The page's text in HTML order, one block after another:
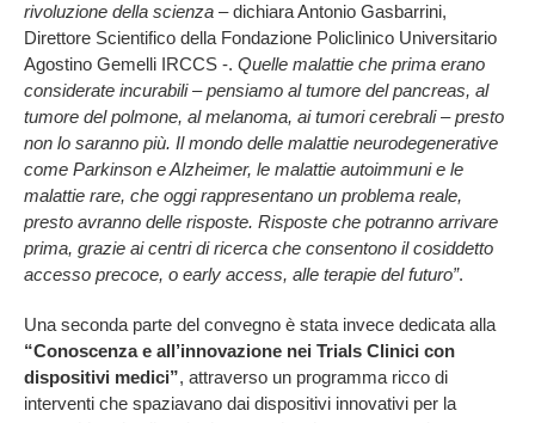
rivoluzione della scienza – dichiara Antonio Gasbarrini,
Direttore Scientifico della Fondazione Policlinico Universitario
Agostino Gemelli IRCCS -. Quelle malattie che prima erano
considerate incurabili – pensiamo al tumore del pancreas, al
tumore del polmone, al melanoma, ai tumori cerebrali – presto
non lo saranno più. Il mondo delle malattie neurodegenerative
come Parkinson e Alzheimer, le malattie autoimmuni e le
malattie rare, che oggi rappresentano un problema reale,
presto avranno delle risposte. Risposte che potranno arrivare
prima, grazie ai centri di ricerca che consentono il cosiddetto
accesso precoce, o early access, alle terapie del futuro”.
Una seconda parte del convegno è stata invece dedicata alla
“Conoscenza e all’innovazione nei Trials Clinici con
dispositivi medici”, attraverso un programma ricco di
interventi che spaziavano dai dispositivi innovativi per la